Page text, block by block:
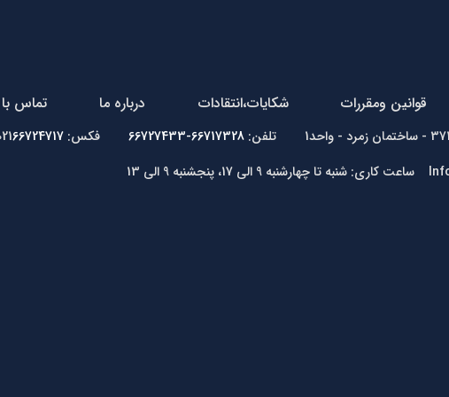
قوانین ومقررات شکایات،انتقادات درباره ما تماس
66717328-66727433 فکس: 02166724717